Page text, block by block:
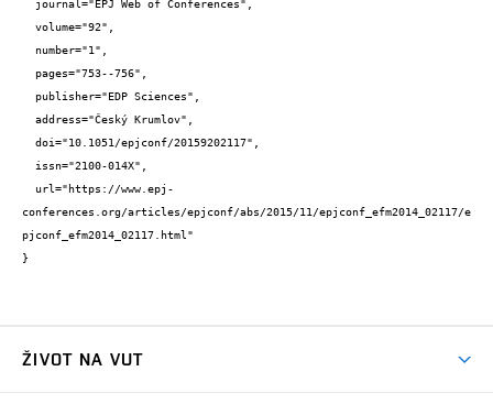
conferences.org/articles/epjconf/abs/2015/11/epjconf_efm2014_02117/e
pjconf_efm2014_02117.html"
}
ŽIVOT NA VUT